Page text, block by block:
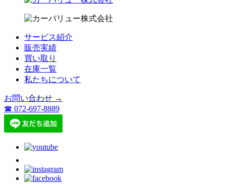
サービス紹介
販売実績
買い取り
在庫一覧
私たちについて
お問い合わせ →
☎ 072-697-8889